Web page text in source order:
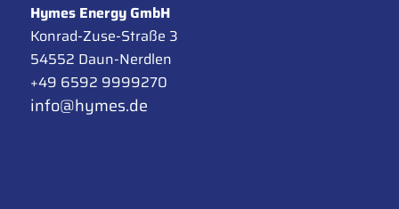
Hymes Energy GmbH
Konrad-Zuse-Straße 3
54552 Daun-Nerdlen
+49 6592 9999270
info@hymes.de